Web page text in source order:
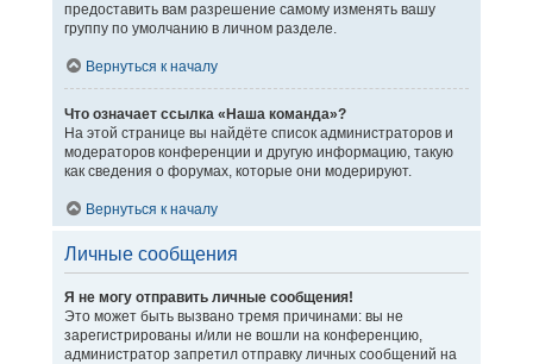
предоставить вам разрешение самому изменять вашу
группу по умолчанию в личном разделе.
Вернуться к началу
Что означает ссылка «Наша команда»?
На этой странице вы найдёте список администраторов и
модераторов конференции и другую информацию, такую
как сведения о форумах, которые они модерируют.
Вернуться к началу
Личные сообщения
Я не могу отправить личные сообщения!
Это может быть вызвано тремя причинами: вы не
зарегистрированы и/или не вошли на конференцию,
администратор запретил отправку личных сообщений на